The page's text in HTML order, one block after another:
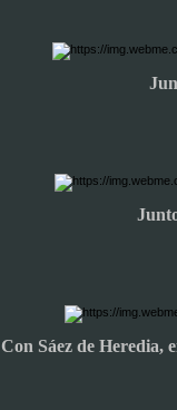
Con Sáez de Heredia,